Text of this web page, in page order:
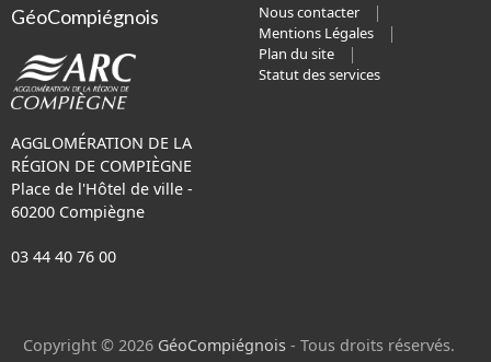
GéoCompiégnois
AGGLOMÉRATION DE LA
RÉGION DE COMPIÈGNE
Place de l'Hôtel de ville -
60200 Compiègne
03 44 40 76 00
Nous contacter
Mentions Légales
Plan du site
Statut des services
Copyright © 2026 GéoCompiégnois - Tous droits réservés.